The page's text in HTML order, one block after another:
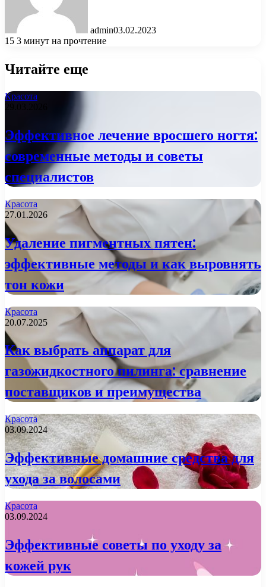
admin03.02.2023
15 3 минут на прочтение
Читайте еще
Красота
Эффективное лечение вросшего ногтя:
современные методы и советы
специалистов
Красота
27.01.2026
Удаление пигментных пятен:
эффективные методы и как выровнять
тон кожи
Красота
20.07.2025
Как выбрать аппарат для
газожидкостного пилинга: сравнение
поставщиков и преимущества
Красота
03.09.2024
Эффективные домашние средства для
ухода за волосами
Красота
03.09.2024
Эффективные советы по уходу за
кожей рук